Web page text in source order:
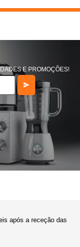
E PROMOÇÕES!
após a receção das